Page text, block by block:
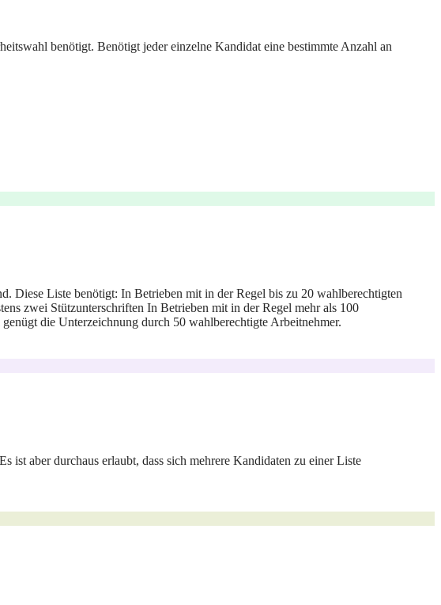
benötigt. Benötigt jeder einzelne Kandidat eine bestimmte Anzahl an
Diese Liste benötigt: In Betrieben mit in der Regel bis zu 20 wahlberechtigten
zwei Stützunterschriften In Betrieben mit in der Regel mehr als 100
die Unterzeichnung durch 50 wahlberechtigte Arbeitnehmer.
ist aber durchaus erlaubt, dass sich mehrere Kandidaten zu einer Liste